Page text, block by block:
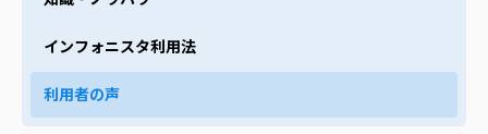
インフォニスタ利用法
利用者の声